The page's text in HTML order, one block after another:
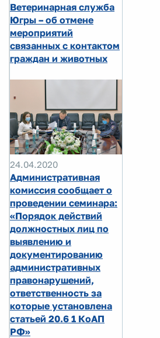
Ветеринарная служба
Югры – об отмене
мероприятий
связанных с контактом
граждан и животных
24.04.2020
Административная
комиссия сообщает о
проведении семинара:
«Порядок действий
должностных лиц по
выявлению и
документированию
административных
правонарушений,
ответственность за
которые установлена
статьей 20.6 1 КоАП
РФ»